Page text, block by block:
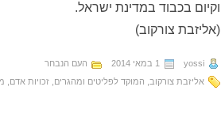
וקיום בכבוד במדינת ישראל.
(אליזבת צורקוב)
yossi 1 במאי 2014
העם הנבחר
אליזבת צורקוב המוקד לפליטים ומהגרים זכויות אדם